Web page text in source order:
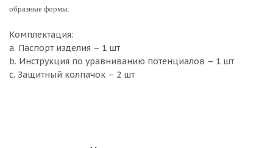
образные формы.
Комплектация:
a. Паспорт изделия – 1 шт
b. Инструкция по уравниванию потенциалов – 1 шт
c. Защитный колпачок – 2 шт